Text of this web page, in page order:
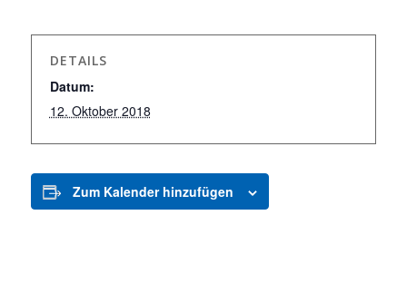
DETAILS
Datum:
12. Oktober 2018
Zum Kalender hinzufügen